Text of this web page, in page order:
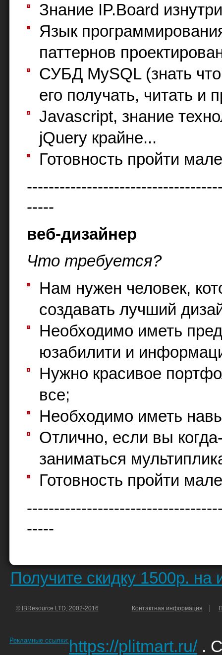
Знание IP.Board
Язык
паттернов
СУБД MySQL (знать
его получать, читать и
Javascript, знание
jQuery крайне...
Готовность пройти
-----
веб-дизайнер
Что требуется?
Нам нужен человек,
создавать лучший
Необходимо иметь
юзабилити и
Нужно красивое
все;
Необходимо иметь
Отлично, если вы
заниматься
Готовность пройти
-----
Получите скидку 1500р.
© IBResource LTD, 2002-2016 Контактная информация
Рекламные ссылки: https://plitmart.ru/.